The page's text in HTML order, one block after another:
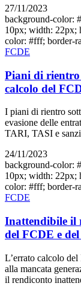
27/11/2023
background-color:
10px; width: 22px;
color: #fff; border-
FCDE
Piani di rientro
calcolo del
I piani di rientro
evasione delle
TARI, TASI e
24/11/2023
background-color:
10px; width: 22px;
color: #fff; border-
FCDE
Inattendibile il
del FCDE e
L’errato calcolo
alla mancata
il rendiconto